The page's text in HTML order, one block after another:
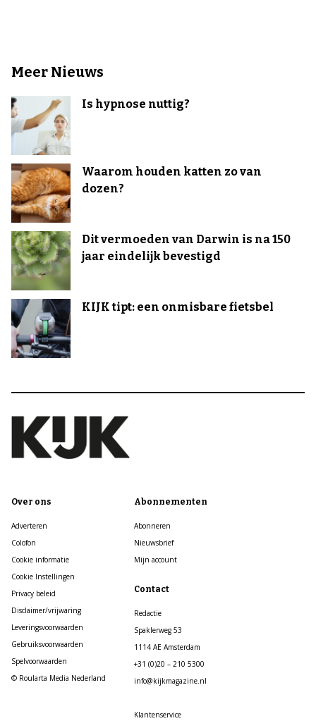
Meer Nieuws
Is hypnose nuttig?
Waarom houden katten zo van
dozen?
Dit vermoeden van Darwin is na 150
jaar eindelijk bevestigd
KIJK tipt: een onmisbare fietsbel
Over ons
Adverteren
Colofon
Cookie informatie
Cookie Instellingen
Privacy beleid
Disclaimer/vrijwaring
Leveringsvoorwaarden
Gebruiksvoorwaarden
Spelvoorwaarden
© Roularta Media Nederland
Abonnementen
Abonneren
Nieuwsbrief
Mijn account
Contact
Redactie
Spaklerweg 53
1114 AE Amsterdam
+31 (0)20 – 210 5300
info@kijkmagazine.nl
Klantenservice